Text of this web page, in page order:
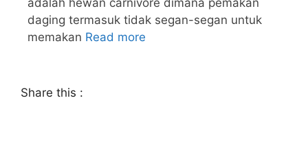
adalah hewan carnivore dimana pemakan
daging termasuk tidak segan-segan untuk
memakan Read more
Share this :